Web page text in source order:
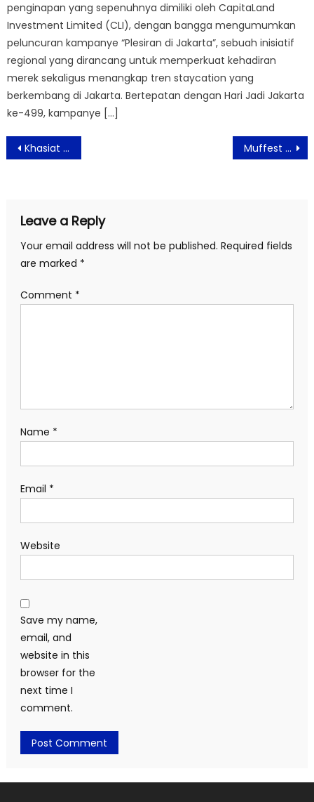
penginapan yang sepenuhnya dimiliki oleh CapitaLand
Investment Limited (CLI), dengan bangga mengumumkan
peluncuran kampanye “Plesiran di Jakarta”, sebuah inisiatif
regional yang dirancang untuk memperkuat kehadiran
merek sekaligus menangkap tren staycation yang
berkembang di Jakarta. Bertepatan dengan Hari Jadi Jakarta
ke-499, kampanye […]
Post
navigation
Khasiat Minuman Kolagen Bagi Kulit Muffest 2021: Kolaborasi APR dan Brand Lokal Tampilkan Gaya Kasual Modern Sustainable
Leave a Reply
Your email address will not be published. Required fields
are marked *
Comment *
Name *
Email *
Website
Save my name,
email, and
website in this
browser for the
next time I
comment.